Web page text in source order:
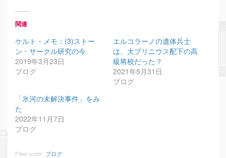
関連
ケルト・メモ：(3)ストー
ン・サークル研究の今
2019年3月23日
ブログ
エルコラーノの遺体兵士
は、大プリニウス配下の高
級将校だった？
2021年5月31日
ブログ
「氷河の未解決事件」をみ
た
2022年11月7日
ブログ
Filed under: ブログ